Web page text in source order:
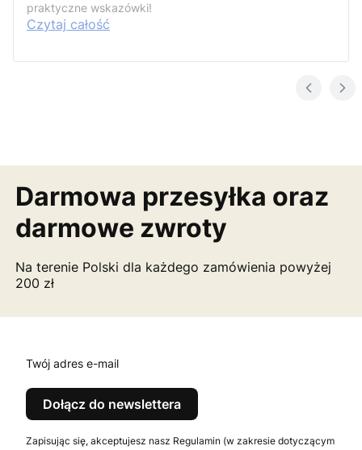
praktyczne wskazówki!
Czytaj całość
Darmowa przesyłka oraz
darmowe zwroty
Na terenie Polski dla każdego zamówienia powyżej
200 zł
Twój adres e-mail
Dołącz do newslettera
Zapisując się, akceptujesz nasz Regulamin (w zakresie dotyczącym